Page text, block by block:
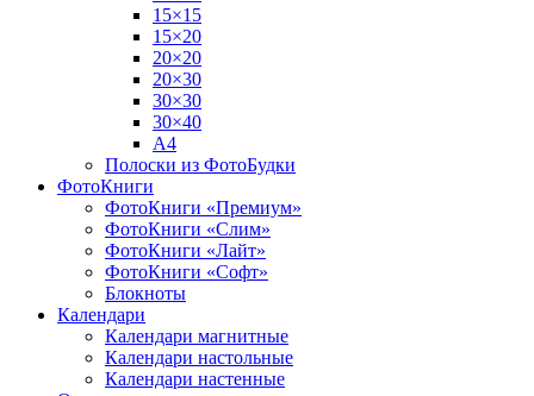
15×15
15×20
20×20
20×30
30×30
30×40
A4
Полоски из ФотоБудки
ФотоКниги
ФотоКниги «Премиум»
ФотоКниги «Слим»
ФотоКниги «Лайт»
ФотоКниги «Софт»
Блокноты
Календари
Календари магнитные
Календари настольные
Календари настенные